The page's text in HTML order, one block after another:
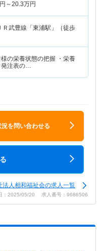
～20.3万円
ＪＲ武豊線「東浦駅」（徒歩
の栄養状態の把握 ・栄養
注表の…
を問い合わせる
法人相和福祉会の求人一覧
：2025/05/20 求人番号：9686506